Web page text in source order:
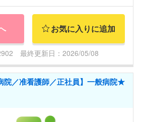
お気に入りに追加
最終更新日：2026/05/08
院／准看護師／正社員】一般病院★